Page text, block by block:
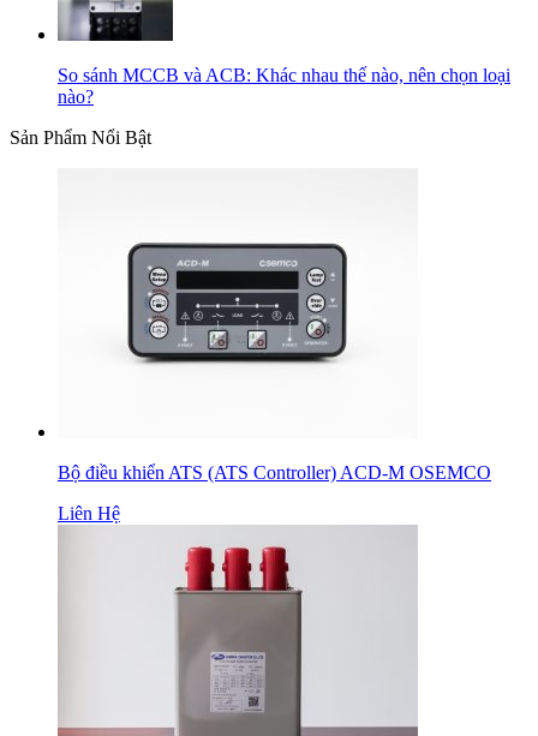
So sánh MCCB và ACB: Khác nhau thế nào, nên chọn loại
nào?
Sản Phẩm Nổi Bật
Bộ điều khiển ATS (ATS Controller) ACD-M OSEMCO
Liên Hệ